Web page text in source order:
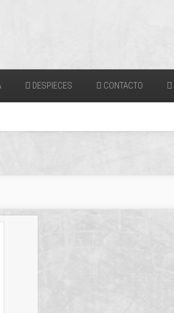
DESPIECES CONTACTO